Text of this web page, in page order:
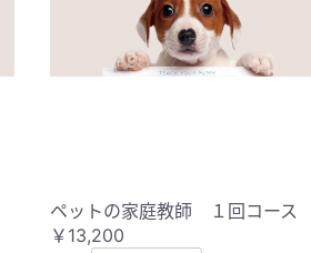
ペットの家庭教師 １回コース
￥13,200